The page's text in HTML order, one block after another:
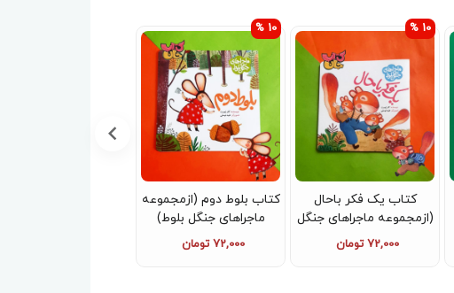
کتاب یک فکر باحال
(ازمجموعه ماجراهای جنگل
بلوط)
72,000 تومان
10 %
کتاب بلوط دوم (ازمجموعه
ماجراهای جنگل بلوط)
72,000 تومان
10 %